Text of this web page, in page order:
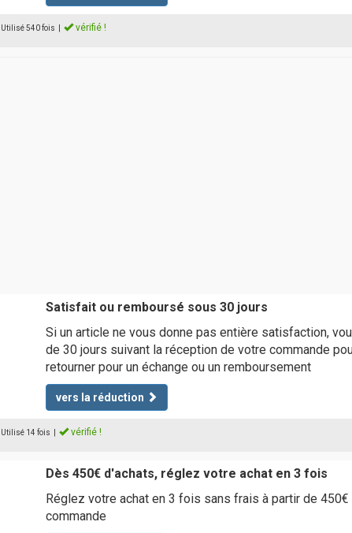
| Utilisé 540 fois vérifié !
Satisfait ou remboursé sous 30 jours
Si un article ne vous donne pas entière satisfaction,
de 30 jours suivant la réception de votre commande
retourner pour un échange ou un remboursement
vers la réduction
| Utilisé 14 fois vérifié !
Dès 450€ d'achats, réglez votre achat en 3 fois
Réglez votre achat en 3 fois sans frais à partir de 450€
commande